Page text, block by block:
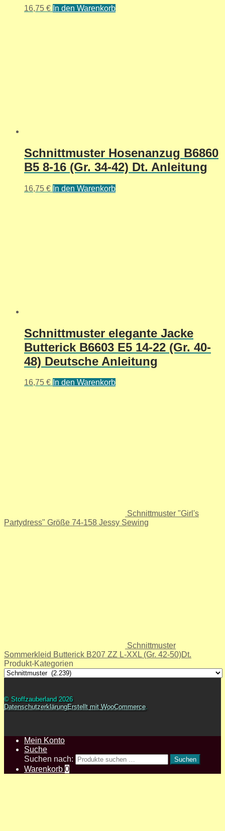
16,75 € In den Warenkorb
Schnittmuster Hosenanzug B6860
B5 8-16 (Gr. 34-42) Dt. Anleitung
16,75 € In den Warenkorb
Schnittmuster elegante Jacke
Butterick B6603 E5 14-22 (Gr. 40-
48) Deutsche Anleitung
16,75 € In den Warenkorb
Schnittmuster "Girl's
Partydress" Größe 74-158 Jessy Sewing
Schnittmuster
Sommerkleid Butterick B207 ZZ L-XXL (Gr. 42-50)Dt.
Produkt-Kategorien
© Stoffzauberland 2026
DatenschutzerklärungErstellt mit WooCommerce.
Mein Konto
Suche
Suchen nach:
Suchen
Warenkorb 0